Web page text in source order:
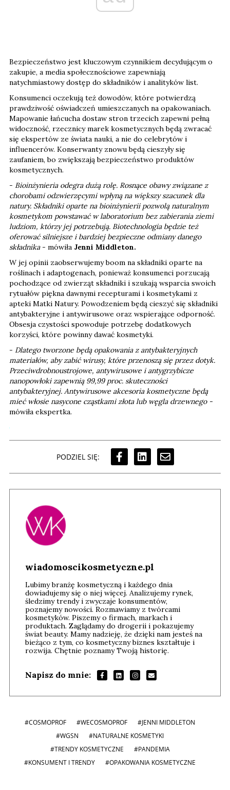
Bezpieczeństwo jest kluczowym czynnikiem decydującym o
zakupie, a media społecznościowe zapewniają
natychmiastowy dostęp do składników i analityków list.
Konsumenci oczekują też dowodów, które potwierdzą
prawdziwość oświadczeń umieszczanych na opakowaniach.
Mapowanie łańcucha dostaw stron trzecich zapewni pełną
widoczność, rzecznicy marek kosmetycznych będą zwracać
się ekspertów ze świata nauki, a nie do celebrytów i
influencerów. Konserwanty znowu będą cieszyły się
zaufaniem, bo zwiększają bezpieczeństwo produktów
kosmetycznych.
- Bioinżynieria odegra dużą rolę. Rosnące obawy związane z
chorobami odzwierzęcymi wpłyną na większy szacunek dla
natury. Składniki oparte na bioinżynierii pozwolą naturalnym
kosmetykom powstawać w laboratorium bez zabierania ziemi
ludziom, którzy jej potrzebują. Biotechnologia będzie też
oferować silniejsze i bardziej bezpieczne odmiany danego
składnika - mówiła Jenni Middleton.
W jej opinii zaobserwujemy boom na składniki oparte na
roślinach i adaptogenach, ponieważ konsumenci porzucają
pochodzące od zwierząt składniki i szukają wsparcia swoich
rytuałów piękna dawnymi recepturami i kosmetykami z
apteki Matki Natury. Powodzeniem będą cieszyć się składniki
antybakteryjne i antywirusowe oraz wspierające odporność.
Obsesja czystości spowoduje potrzebę dodatkowych
korzyści, które powinny dawać kosmetyki.
- Dlatego tworzone będą opakowania z antybakteryjnych
materiałów, aby zabić wirusy, które przenoszą się przez dotyk.
Przeciwdrobnoustrojowe, antywirusowe i antygrzybicze
nanopowłoki zapewnią 99,99 proc. skuteczności
antybakteryjnej. Antywirusowe akcesoria kosmetyczne będą
mieć włosie nasycone cząstkami złota lub węgla drzewnego -
mówiła ekspertka.
PODZIEL SIĘ:
wiadomoscikosmetyczne.pl
Lubimy branżę kosmetyczną i każdego dnia
dowiadujemy się o niej więcej. Analizujemy rynek,
śledzimy trendy i zwyczaje konsumentów,
poznajemy nowości. Rozmawiamy z twórcami
kosmetyków. Piszemy o firmach, markach i
produktach. Zaglądamy do drogerii i pokazujemy
świat beauty. Mamy nadzieję, że dzięki nam jesteś na
bieżąco z tym, co kosmetyczny biznes kształtuje i
rozwija. Chętnie poznamy Twoją historię.
Napisz do mnie:
#COSMOPROF #WECOSMOPROF
#JENNI MIDDLETON
#WGSN
#NATURALNE KOSMETYKI
#TRENDY KOSMETYCZNE
#PANDEMIA
#KONSUMENT I TRENDY
#OPAKOWANIA KOSMETYCZNE